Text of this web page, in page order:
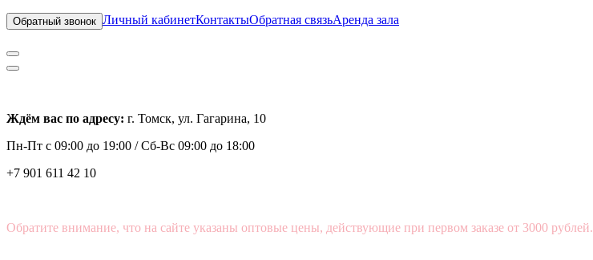
Обратный звонок Личный кабинетКонтактыОбратная связьАренда зала
Ждём вас по адресу: г. Томск, ул. Гагарина, 10
Пн-Пт с 09:00 до 19:00 /Сб-Вс 09:00 до 18:00
+7 901 611 42 10
Обратите внимание, что на сайте указаны оптовые цены, действующие при первом заказе от 3000 рублей.